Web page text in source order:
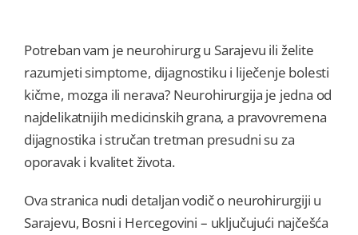
FAQ
Savjeti
Vijesti
Potreban vam je neurohirurg u Sarajevu ili želite
razumjeti simptome, dijagnostiku i liječenje bolesti
kičme, mozga ili nerava? Neurohirurgija je jedna od
najdelikatnijih medicinskih grana, a pravovremena
dijagnostika i stručan tretman presudni su za
oporavak i kvalitet života.
Ova stranica nudi detaljan vodič o neurohirurgiji u
Sarajevu, Bosni i Hercegovini – uključujući najčešća